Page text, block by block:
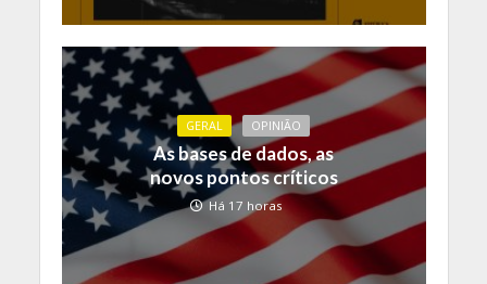
GERAL OPINIÃO
As bases de dados, as
novos pontos críticos
Há 17 horas